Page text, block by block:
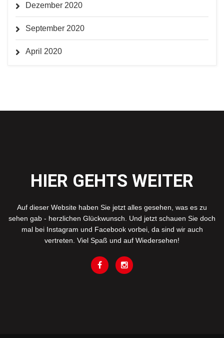
Dezember 2020
September 2020
April 2020
HIER GEHTS WEITER
Auf dieser Website haben Sie jetzt alles gesehen, was es zu
sehen gab - herzlichen Glückwunsch. Und jetzt schauen Sie doch
mal bei Instagram und Facebook vorbei, da sind wir auch
vertreten. Viel Spaß und auf Wiedersehen!